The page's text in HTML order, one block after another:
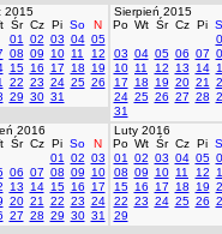
2015
Śr Cz Pi So
N
01
02 03 04 05
08 09 10 11
12
15 16 17 18
19
22 23 24 25 26
29 30 31
Sierpień 2015
Po Wt Śr Cz Pi
03 04 05 06 07
10 11 12 13 14
17
18 19 20 21
24 25 26 27 28
31
2016
Śr Cz Pi So
N
01
02 03
06 07 08 09
10
13 14 15 16
17
20 21 22 23 24
27 28 29 30 31
Luty 2016
Po Wt Śr Cz Pi
01
02 03 04 05
08 09 10 11 12
15 16 17 18 19
22 23 24 25 26
29